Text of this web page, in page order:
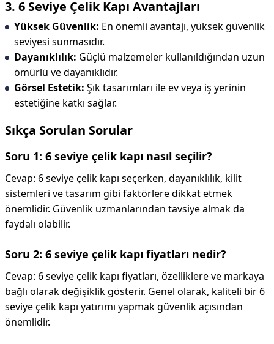
3. 6 Seviye Çelik Kapı Avantajları
Yüksek Güvenlik: En önemli avantajı, yüksek güvenlik
seviyesi sunmasıdır.
Dayanıklılık: Güçlü malzemeler kullanıldığından uzun
ömürlü ve dayanıklıdır.
Görsel Estetik: Şık tasarımları ile ev veya iş yerinin
estetiğine katkı sağlar.
Sıkça Sorulan Sorular
Soru 1: 6 seviye çelik kapı nasıl seçilir?
Cevap: 6 seviye çelik kapı seçerken, dayanıklılık, kilit
sistemleri ve tasarım gibi faktörlere dikkat etmek
önemlidir. Güvenlik uzmanlarından tavsiye almak da
faydalı olabilir.
Soru 2: 6 seviye çelik kapı fiyatları nedir?
Cevap: 6 seviye çelik kapı fiyatları, özelliklere ve markaya
bağlı olarak değişiklik gösterir. Genel olarak, kaliteli bir 6
seviye çelik kapı yatırımı yapmak güvenlik açısından
önemlidir.